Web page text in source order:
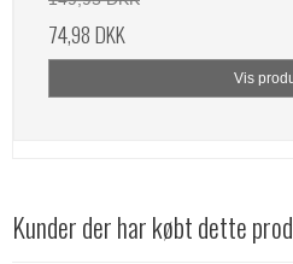
74,98 DKK
Vis
Kunder der har købt dette